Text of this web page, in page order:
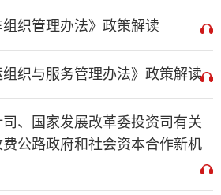
组织管理办法》政策解读
组织与服务管理办法》政策解读
、国家发展改革委投资司有关
公路政府和社会资本合作新机